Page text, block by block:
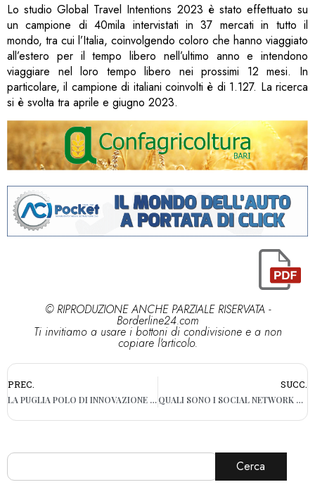
Lo studio Global Travel Intentions 2023 è stato effettuato su
un campione di 40mila intervistati in 37 mercati in tutto il
mondo, tra cui l’Italia, coinvolgendo coloro che hanno viaggiato
all’estero per il tempo libero nell’ultimo anno e intendono
viaggiare nel loro tempo libero nei prossimi 12 mesi. In
particolare, il campione di italiani coinvolti è di 1.127. La ricerca
si è svolta tra aprile e giugno 2023.
© RIPRODUZIONE ANCHE PARZIALE RISERVATA -
Borderline24.com
Ti invitiamo a usare i bottoni di condivisione e a non
copiare l'articolo.
PREC.
LA PUGLIA POLO DI INNOVAZIONE TECNOLOGICA
SUCC.
QUALI SONO I SOCIAL NETWORK PIÙ USATI IN ITALIA?
Cerca